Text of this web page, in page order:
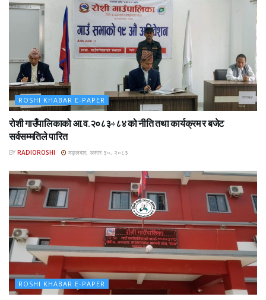
ROSHI KHABAR E-PAPER
रोशी गाउँपालिकाको आ.व.२०८३÷८४ को नीति तथा कार्यक्रम र बजेट
सर्वसम्मतिले पारित
BY RADIOROSHI मङ्लबार, असार ३०, २०८३
ROSHI KHABAR E-PAPER